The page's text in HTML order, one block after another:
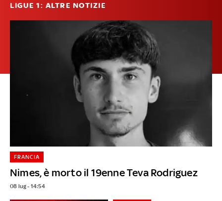
LIGUE 1: ALTRE NOTIZIE
Nimes, è morto il 19enne Teva Rodriguez
FRANCIA
08 lug - 14:54